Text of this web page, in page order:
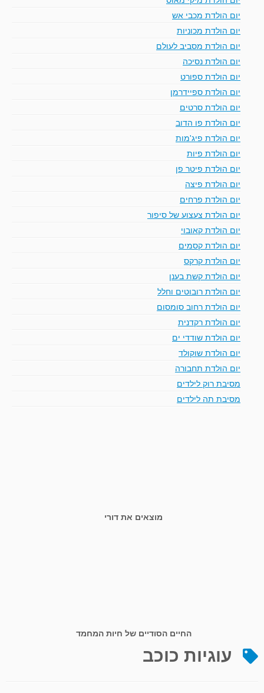
יום הולדת מכבי אש
יום הולדת מכוניות
יום הולדת מסביב לעולם
יום הולדת נסיכה
יום הולדת ספורט
יום הולדת ספיידרמן
יום הולדת סרטים
יום הולדת פו הדוב
יום הולדת פיג'מות
יום הולדת פיות
יום הולדת פיטר פן
יום הולדת פיצה
יום הולדת פרחים
יום הולדת צעצוע של סיפור
יום הולדת קאובוי
יום הולדת קסמים
יום הולדת קרקס
יום הולדת קשת בענן
יום הולדת רובוטים וחלל
יום הולדת רחוב סומסום
יום הולדת רקדנית
יום הולדת שודדי ים
יום הולדת שוקולד
יום הולדת תחבורה
מסיבת רוק לילדים
מסיבת תה לילדים
מוצאים את דורי
החיים הסודיים של חיות המחמד
עוגיות כוכב